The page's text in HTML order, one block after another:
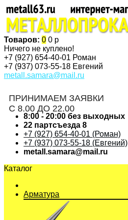
Товаров: 0 0 р
Ничего не куплено!
+7 (927) 654-40-01 Роман
+7 (937) 073-55-18 Евгений
metall.samara@mail.ru
ПРИНИМАЕМ ЗАЯВКИ
С 8.00 ДО 22.00
8:00 - 20:00 без выходных
22 партсъезда 8
+7 (927) 654-40-01 (Роман)
+7 (937) 073-55-18 (Евгений)
metall.samara@mail.ru
Каталог
Арматура